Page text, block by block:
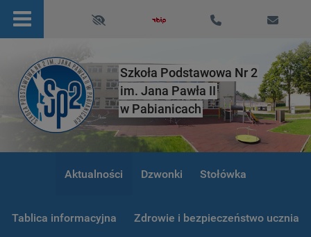
Szkoła Podstawowa Nr 2
im. Jana Pawła II
w Pabianicach
Aktualności Dzwonki Stołówka
Tablica informacyjna Zdrowie i bezpieczeństwo ucznia